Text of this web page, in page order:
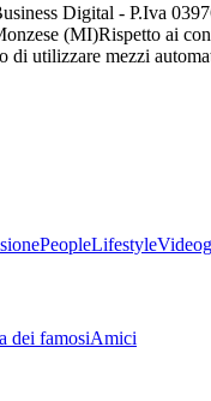
Digital - P.Iva
(MI)Rispetto ai
di utilizzare mezzi
PeopleLifestyle
dei famosiAmici